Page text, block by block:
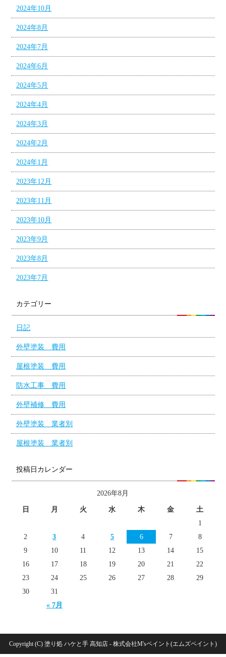
2024年10月
2024年8月
2024年7月
2024年6月
2024年5月
2024年4月
2024年3月
2024年2月
2024年1月
2023年12月
2023年11月
2023年10月
2023年9月
2023年8月
2023年7月
カテゴリー
日記
外壁塗装 費用
屋根塗装 費用
防水工事 費用
外壁補修 費用
外壁塗装 業者別
屋根塗装 業者別
投稿日カレンダー
2026年8月
日 月 火 水 木 金 土
« 7月
1
2
3 4 5 6 7
8
9
10 11 12 13 14
15
16
17 18 19 20 21
22
23
24 25 26 27 28
29
30
31
Copyright (C) 塗り処 ハケと手 高知店 - 株式会社M'sペイント(エムズペイント)